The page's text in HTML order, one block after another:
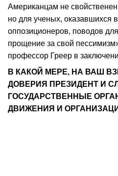
Американцам не
но для ученых, оказавшихся
оппозиционеров, поводов
прощение за свой
профессор Греер в
В КАКОЙ МЕРЕ, НА ВАШ
ДОВЕРИЯ ПРЕЗИДЕНТ И
ГОСУДАРСТВЕННЫЕ
ДВИЖЕНИЯ И